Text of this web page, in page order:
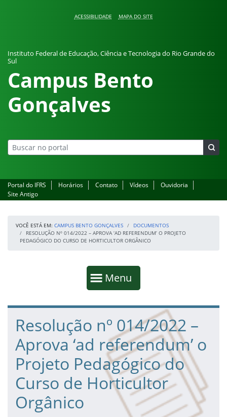
ACESSIBILIDADE MAPA DO SITE
Instituto Federal de Educação, Ciência e Tecnologia do Rio Grande do
Sul
Campus Bento
Gonçalves
Portal do IFRS Horários Contato Vídeos
Ouvidoria
Site Antigo
VOCÊ ESTÁ EM: CAMPUS BENTO GONÇALVES
DOCUMENTOS
RESOLUÇÃO Nº 014/2022 – APROVA ‘AD REFERENDUM’ O PROJETO
PEDAGÓGICO DO CURSO DE HORTICULTOR ORGÂNICO
Mostrar
Menu
Fim da navegação
Início do conteúdo
Resolução nº 014/2022 –
Aprova ‘ad referendum’ o
Projeto Pedagógico do
Curso de Horticultor
Orgânico